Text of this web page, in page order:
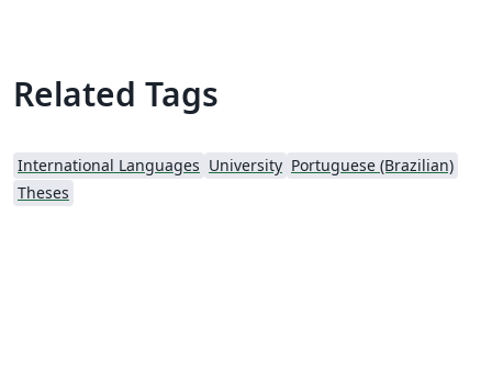
Related Tags
International Languages University Portuguese (Brazilian)
Theses